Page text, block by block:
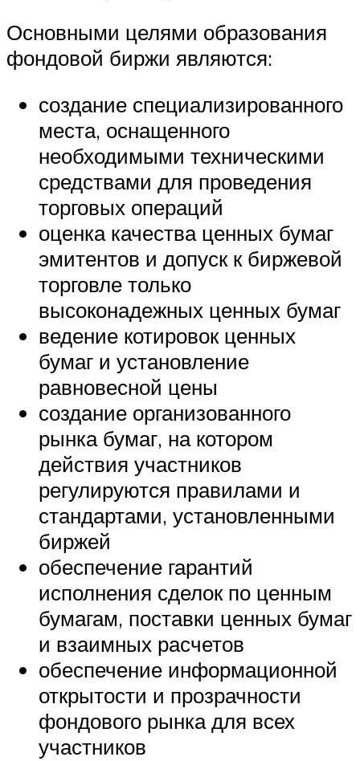
Основными целями образования
фондовой биржи являются:
создание специализированного
места, оснащенного
необходимыми техническими
средствами для проведения
торговых операций
оценка качества ценных бумаг
эмитентов и допуск к биржевой
торговле только
высоконадежных ценных бумаг
ведение котировок ценных
бумаг и установление
равновесной цены
создание организованного
рынка бумаг, на котором
действия участников
регулируются правилами и
стандартами, установленными
биржей
обеспечение гарантий
исполнения сделок по ценным
бумагам, поставки ценных бумаг
и взаимных расчетов
обеспечение информационной
открытости и прозрачности
фондового рынка для всех
участников